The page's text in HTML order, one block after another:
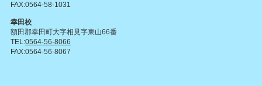
FAX:0564-58-1031
幸田校
額田郡幸田町大字相見字東山66番
TEL:0564-56-8066
FAX:0564-56-8067